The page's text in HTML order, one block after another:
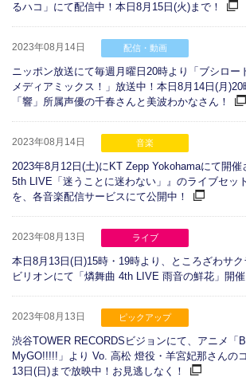
るハコ」にて配信中！本日8月15日(火)まで！
2023年08月14日 配信・動画
ニッポン放送にて毎週月曜日20時より「ブシロー
メディアミックス！」放送中！本日8月14日(月)20
「響」所属声優の千春さんと美波わかなさん！
2023年08月14日 音楽
2023年8月12日(土)にKT Zepp Yokohamaにて開
5th LIVE「迷うことに迷わない」』のライブセッ
を、各音楽配信サービスにて公開中！
2023年08月13日 ライブ
本日8月13日(日)15時・19時より、ところざわサ
ビリオンにて「燐舞曲 4th LIVE 雨音の鮮花」開催
2023年08月13日 ピックアップ
渋谷TOWER RECORDSビジョンにて、アニメ「
MyGO!!!!!」より Vo. 高松 燈役・羊宮妃那さんの
13日(日)まで放映中！お見逃しなく！